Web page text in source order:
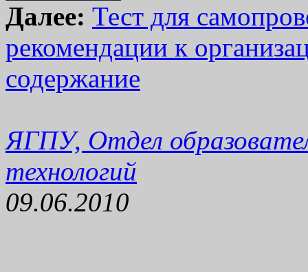
Далее: Тест для
рекомендации к
содержание
ЯГПУ, Отдел
технологий
09.06.2010